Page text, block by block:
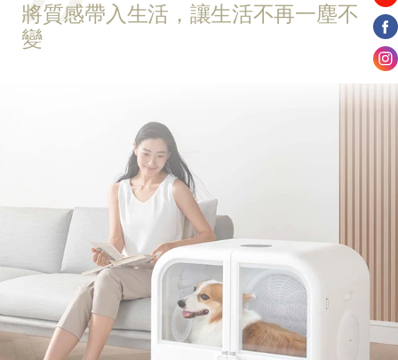
將質感帶入生活，讓生活不再一塵不
變